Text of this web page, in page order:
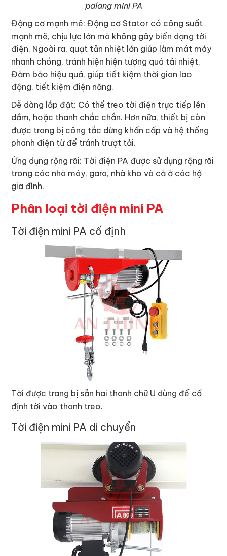
palang mini PA
Động cơ mạnh mẽ: Động cơ Stator có công suất
mạnh mẽ, chịu lực lớn mà không gây biến dạng tời
điện. Ngoài ra, quạt tản nhiệt lớn giúp làm mát máy
nhanh chóng, tránh hiện hiện tượng quá tải nhiệt.
Đảm bảo hiệu quả, giúp tiết kiệm thời gian lao
động, tiết kiệm điện năng.
Dễ dàng lắp đặt: Có thể treo tời điện trực tiếp lên
dầm, hoặc thanh chắc chắn. Hơn nữa, thiết bị còn
được trang bị công tắc dừng khẩn cấp và hệ thống
phanh điện từ để tránh trượt tải.
Ứng dụng rộng rãi: Tời điện PA được sử dụng rộng rãi
trong các nhà máy, gara, nhà kho và cả ở các hộ
gia đình.
Phân loại tời điện mini PA
Tời điện mini PA cố định
Tời được trang bị sẵn hai thanh chữ U dùng để cố
định tời vào thanh treo.
Tời điện mini PA di chuyển